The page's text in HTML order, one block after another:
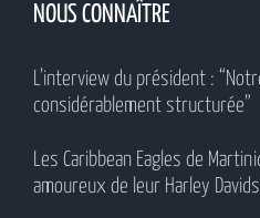
NOUS CONNAÎTRE
L’interview du président :
considérablement structurée”
Les Caribbean Eagles de
amoureux de leur Harley